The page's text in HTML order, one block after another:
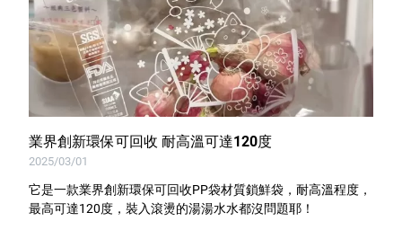
業界創新環保可回收 耐高溫可達120度
2025/03/01
它是一款業界創新環保可回收PP袋材質鎖鮮袋，耐高溫程度，
最高可達120度，裝入滾燙的湯湯水水都沒問題耶！